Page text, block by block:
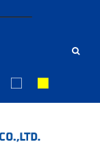
เครื่อ